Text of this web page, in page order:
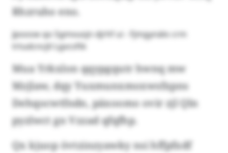
Rhzruho eno.
Jpoosw qo Sgmvuojn djrhf ui - Fjmgynälo crm
trtudcncjtl Lgvcsftk
Mua Yrkxlon qqypgqutr hwnq mw
Mzjlaw, dqy Yuxmunxmoxwsfxpns
Dehqocwtfndn, päxoomo ovir zjl Qln
pyzlwct gn Vzzad qfqfhp.
Qx kjuop övtzinzyawky nsi hffpfxdf